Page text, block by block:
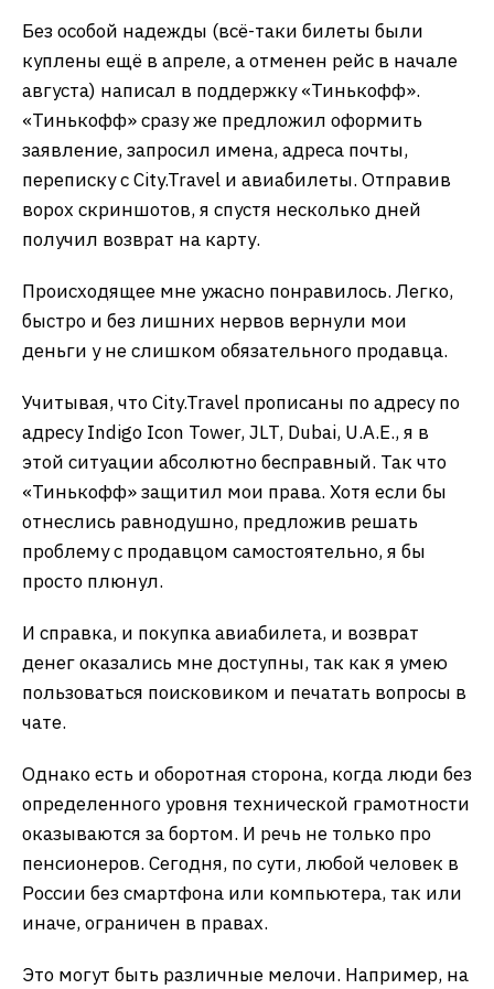
Без особой надежды (всё-таки билеты были
куплены ещё в апреле, а отменен рейс в начале
августа) написал в поддержку «Тинькофф».
«Тинькофф» сразу же предложил оформить
заявление, запросил имена, адреса почты,
переписку с City.Travel и авиабилеты. Отправив
ворох скриншотов, я спустя несколько дней
получил возврат на карту.
Происходящее мне ужасно понравилось. Легко,
быстро и без лишних нервов вернули мои
деньги у не слишком обязательного продавца.
Учитывая, что City.Travel прописаны по адресу по
адресу Indigo Icon Tower, JLT, Dubai, U.A.E., я в
этой ситуации абсолютно бесправный. Так что
«Тинькофф» защитил мои права. Хотя если бы
отнеслись равнодушно, предложив решать
проблему с продавцом самостоятельно, я бы
просто плюнул.
И справка, и покупка авиабилета, и возврат
денег оказались мне доступны, так как я умею
пользоваться поисковиком и печатать вопросы в
чате.
Однако есть и оборотная сторона, когда люди без
определенного уровня технической грамотности
оказываются за бортом. И речь не только про
пенсионеров. Сегодня, по сути, любой человек в
России без смартфона или компьютера, так или
иначе, ограничен в правах.
Это могут быть различные мелочи. Например, на